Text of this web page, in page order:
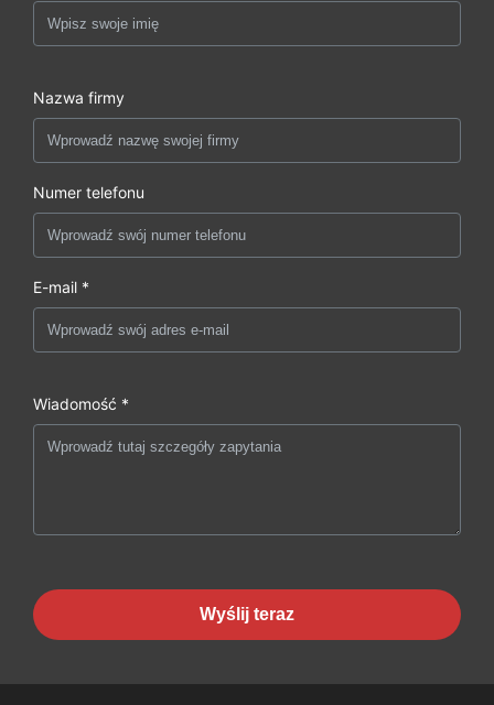
Nazwa firmy
Numer telefonu
E-mail *
Wiadomość *
Wyślij teraz